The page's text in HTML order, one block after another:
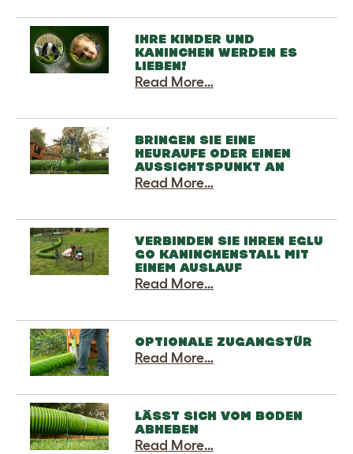
IHRE KINDER UND
KANINCHEN WERDEN ES
LIEBEN!
Read More…
BRINGEN SIE EINE
HEURAUFE ODER EINEN
AUSSICHTSPUNKT AN
Read More…
VERBINDEN SIE IHREN EGLU
GO KANINCHENSTALL MIT
EINEM AUSLAUF
Read More…
OPTIONALE ZUGANGSTÜR
Read More…
LÄSST SICH VOM BODEN
ABHEBEN
Read More…